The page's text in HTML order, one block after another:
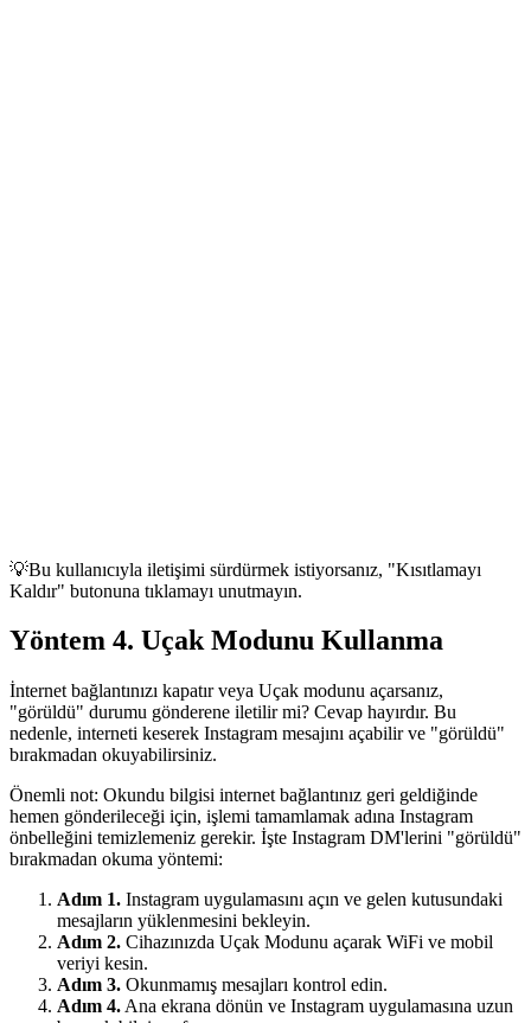
💡Bu kullanıcıyla iletişimi sürdürmek istiyorsanız, "Kısıtlamayı
Kaldır" butonuna tıklamayı unutmayın.
Yöntem 4. Uçak Modunu Kullanma
İnternet bağlantınızı kapatır veya Uçak modunu açarsanız,
"görüldü" durumu gönderene iletilir mi? Cevap hayırdır. Bu
nedenle, interneti keserek Instagram mesajını açabilir ve "görüldü"
bırakmadan okuyabilirsiniz.
Önemli not: Okundu bilgisi internet bağlantınız geri geldiğinde
hemen gönderileceği için, işlemi tamamlamak adına Instagram
önbelleğini temizlemeniz gerekir. İşte Instagram DM'lerini "görüldü"
bırakmadan okuma yöntemi:
Adım 1. Instagram uygulamasını açın ve gelen kutusundaki
mesajların yüklenmesini bekleyin.
Adım 2. Cihazınızda Uçak Modunu açarak WiFi ve mobil
veriyi kesin.
Adım 3. Okunmamış mesajları kontrol edin.
Adım 4. Ana ekrana dönün ve Instagram uygulamasına uzun